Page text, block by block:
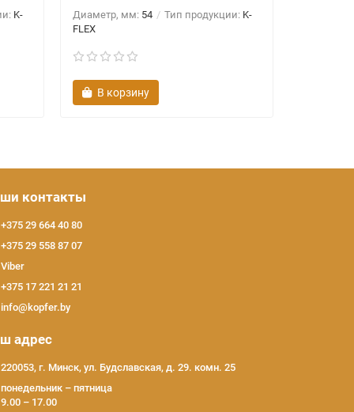
K-
Диаметр, мм: 54 Тип продукции: K-
FLEX
В корзину
контакты
+375 29 664 40 80
+375 29 558 87 07
Viber
+375 17 221 21 21
info@kopfer.by
адрес
220053, г. Минск, ул. Будславская, д. 29. комн. 25
понедельник – пятница
9.00 – 17.00